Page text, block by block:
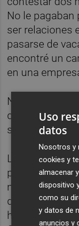
No le
ser relaciones
pasarse de
encontré un
en una
No digo nada
que
solucionarse la
Los finiquitos
ponemos a
moda
nos
dinero gastada
hubiera
Uso
datos
Nosotros y
cookies y
almacenar
dispositivo
como su
y datos de
anuncios y